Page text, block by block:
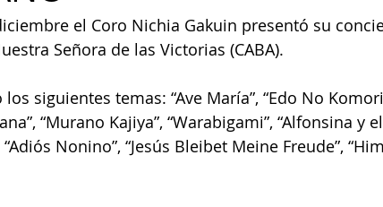
Señora de las Victorias (CABA).
siguientes temas: “Ave María”, “Edo No
“Murano Kajiya”, “Warabigami”, “Alfonsina y
Nonino”, “Jesús Bleibet Meine Freude”,